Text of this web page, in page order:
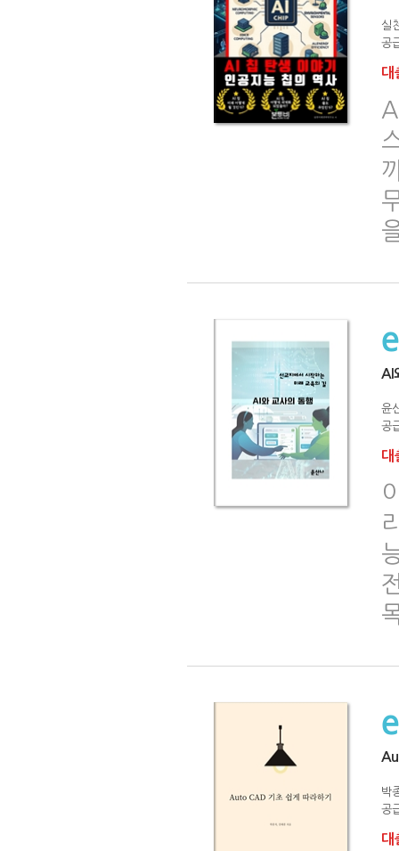
실
공
대
AI
윤
공
대
박
공
대